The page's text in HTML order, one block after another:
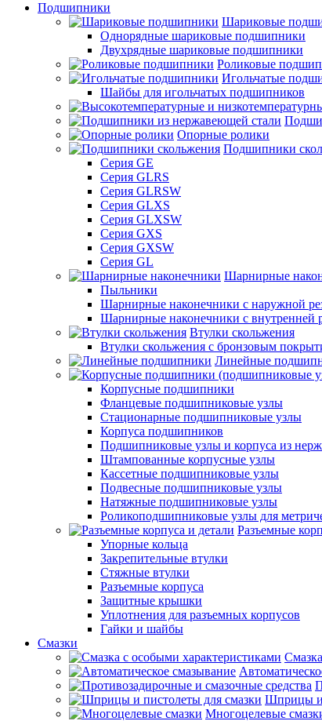
Подшипники
Шариковые
Однорядные шариковые подшипники
Двухрядные шариковые подшипники
Роликовые
Игольчатые
Шайбы для игольчатых подшипников
Опорные ролики
Подшипники
Серия GE
Серия GLRS
Серия GLRSW
Серия GLXS
Серия GLXSW
Серия GXS
Серия GXSW
Серия GL
Шарнирные
Пыльники
Шарнирные наконечники с наружной
Шарнирные наконечники с внутренней
Втулки скольжения
Втулки скольжения с бронзовым
Линейные
Корпусные подшипники
Фланцевые подшипниковые узлы
Стационарные подшипниковые узлы
Корпуса подшипников
Подшипниковые узлы и корпуса из
Штампованные корпусные узлы
Кассетные подшипниковые узлы
Подвесные подшипниковые узлы
Натяжные подшипниковые узлы
Роликоподшипниковые узлы для
Разъемные
Упорные кольца
Закрепительные втулки
Стяжные втулки
Разъемные корпуса
Защитные крышки
Уплотнения для разъемных корпусов
Гайки и шайбы
Смазки
Шприцы и
Многоцелевые